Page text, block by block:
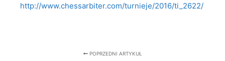
http://www.chessarbiter.com/turnieje/2016/ti_2622/
POPRZEDNI ARTYKUŁ